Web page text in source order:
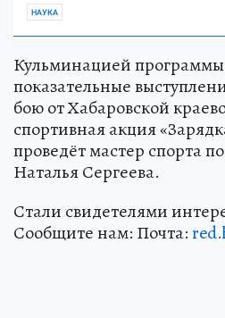
НАУКА
Кульминацией программы
показательные
бою от Хабаровской
спортивная акция
проведёт мастер спорта
Наталья Сергеева.
Стали свидетелями
Сообщите нам: Почта: